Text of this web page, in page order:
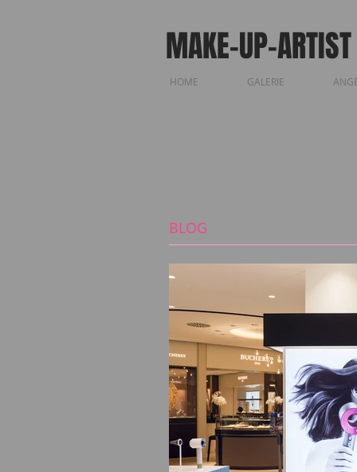
MAKE-UP-
HOME GALERIE
BLOG